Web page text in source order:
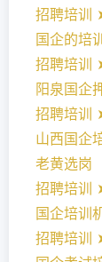
招聘培训
国企的培
招聘培训
阳泉国企
招聘培训
山西国企
老黄选岗
招聘培训
国企培训
招聘培训